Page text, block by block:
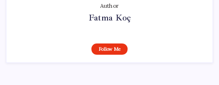
Author
Fatma Koç
Follow Me